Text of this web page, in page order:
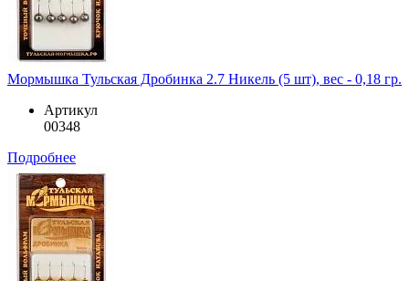
Мормышка Тульская Дробинка 2.7 Никель (5 шт), вес - 0,18 гр.
Артикул
00348
Подробнее